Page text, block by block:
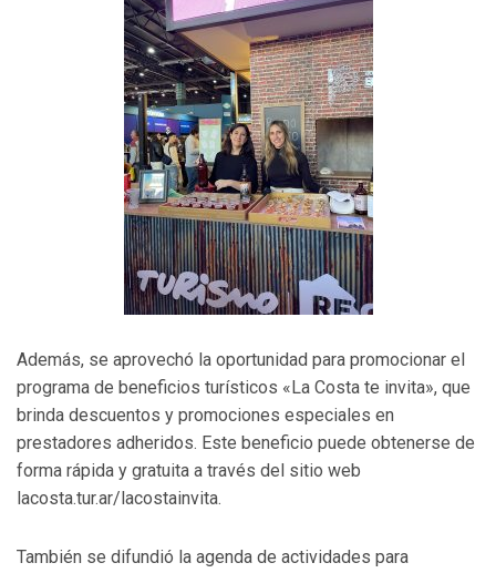
Además, se aprovechó la oportunidad para promocionar el
programa de beneficios turísticos «La Costa te invita», que
brinda descuentos y promociones especiales en
prestadores adheridos. Este beneficio puede obtenerse de
forma rápida y gratuita a través del sitio web
lacosta.tur.ar/lacostainvita.
También se difundió la agenda de actividades para